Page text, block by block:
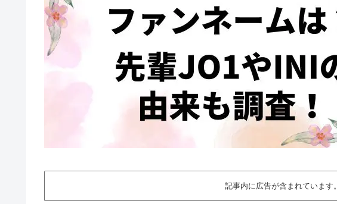
記事内に広告が含まれています。